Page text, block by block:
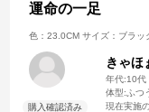
運命の一足
色：23.0CM サイズ：ブラッ
きゃほ
年代:10代
体型: ふつ
現在実施